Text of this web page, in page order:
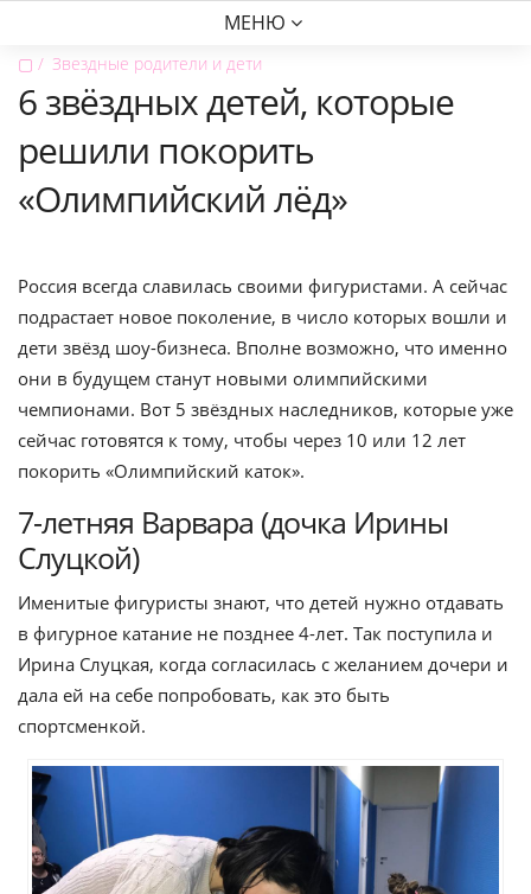
МЕНЮ
▢ Звездные родители и дети
6 звёздных детей, которые
решили покорить
«Олимпийский лёд»
Россия всегда славилась своими фигуристами. А сейчас
подрастает новое поколение, в число которых вошли и
дети звёзд шоу-бизнеса. Вполне возможно, что именно
они в будущем станут новыми олимпийскими
чемпионами. Вот 5 звёздных наследников, которые уже
сейчас готовятся к тому, чтобы через 10 или 12 лет
покорить «Олимпийский каток».
7-летняя Варвара (дочка Ирины
Слуцкой)
Именитые фигуристы знают, что детей нужно отдавать
в фигурное катание не позднее 4-лет. Так поступила и
Ирина Слуцкая, когда согласилась с желанием дочери и
дала ей на себе попробовать, как это быть
спортсменкой.